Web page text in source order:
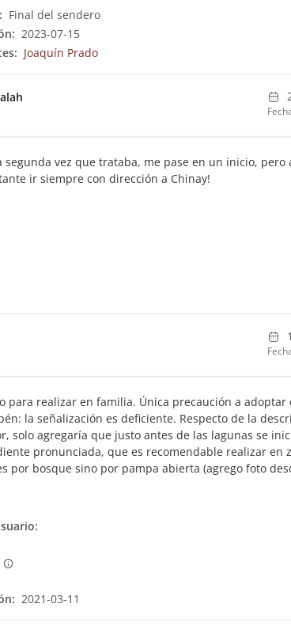
Final del sendero
2023-07-15
Joaquín Prado
vez que trataba, me pase en un inicio, pero
ir siempre con dirección a Chinay!
para realizar en familia. Única precaución a adoptar
la señalización es deficiente. Respecto de la
solo agregaría que justo antes de las lagunas se
pronunciada, que es recomendable realizar en
por bosque sino por pampa abierta (agrego foto
2021-03-11